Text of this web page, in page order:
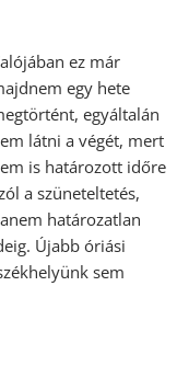
ez már
egy hete
egyáltalán
látni a végét, mert
is határozott időre
a szüneteltetés,
határozatlan
Újabb óriási
sem